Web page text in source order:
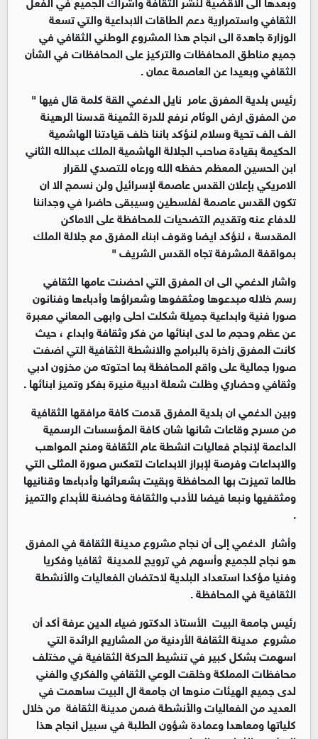
الثقافي واستمرارية دعم الطاقات الابداعية والتي تسعة
الوزارة جاهدة الى انجاح هذا المشروع الوطني الثقافي في
جميع مناطق المحافظات والتركيز على المحافظات في الشأن
الثقافي وبعيدا عن العاصمة عمان .
رئيس بلدية المفرق عامر نايل الدغمي القة كلمة قال فيها "
من المفرق ارض الوئام نرفع للدرة الثمينة قدسنا الرهينة
الف الف تحية وسلام لنؤكد باننا خلف قيادتنا الهاشمية
الحكيمة بقيادة صاحب الجلالة الهاشمية الملك عبدالله الثاني
ابن الحسين المعظم حفظه الله ورعاه للتصدي للقرار
الامريكي بإعلان القدس عاصمة لإسرائيل ولن نسمج الا ان
تكون القدس عاصمة لفلسطين وسيبقى حاضرا في وجداننا
للدفاع عنه وتقديم التضحيات للمحافظة على الاماكن
المقدسة ، لنؤكد ايضا وقوف ابناء المفرق مع جلالة الملك
بمواقفة المشرفة تجاه القدس الشريف "
واشار الدغمي الى ان المفرق التي احضنت عامها الثقافي
رسم خلاله مبدعوها ومثقفوها وشعراؤها وأدباءها وفنانون
صورا فنية وابداعية جميلة شكلت احلى وابهى المعاني معبرة
عن عظم وحجم ما لدى ابنائها من فكر وثقافة وابداع ، حيث
كانت المفرق زاخرة بالبرامج والانشطة الثقافية التي اضفت
صورا جمالية على واقع المحافظة بما احتوته من مخزون ادبي
وثقافي وحضاري وظلت شعلة ادبية منيرة بفكر وتميز ابنائها .
وبين الدغمي ان بلدية المفرق قدمت كافة مرافقها الثقافية
من مسرح وقاعات شانها شان كافة المؤسسات الرسمية
الداعمة لإنجاح فعاليات انشطة عام الثقافة ومنح المواهب
والابداعات وفرصة لإبراز الابداعات لتعكس صورة المثلى التي
طالما تميزت بها المحافظة وبقيت بشعرائها وأدباءها وقنانيها
ومثقفيها ونبعا فيضا للأدب والثقافة وحاضنة للأبداع والتميز
.
وأشار الدغمي إلى أن نجاح مشروع مدينة الثقافة في المفرق
هو نجاح للجميع وأسهم في ترويج للمدينة ثقافيا وفكريا
وفنيا مؤكدا استعداد البلدية لاحتضان الفعاليات والأنشطة
الثقافية في المحافظة .
رئيس جامعة البيت الأستاذ الدكتور ضياء الدين عرفة أكد أن
مشروع مدينة الثقافة الأردنية من المشاريع الرائدة التي
اسهمت بشكل كبير في تنشيط الحركة الثقافية في مختلف
محافظات المملكة وخلقت الوعي الثقافي والفكري والفني
لدى جميع الهيئات منوها ان جامعة ال البيت ساهمت في
العديد من الفعاليات والأنشطة ضمن مدينة الثقافة من خلال
كلياتها ومعاهدا وعمادة شؤون الطلبة في سبيل انجاح هذا